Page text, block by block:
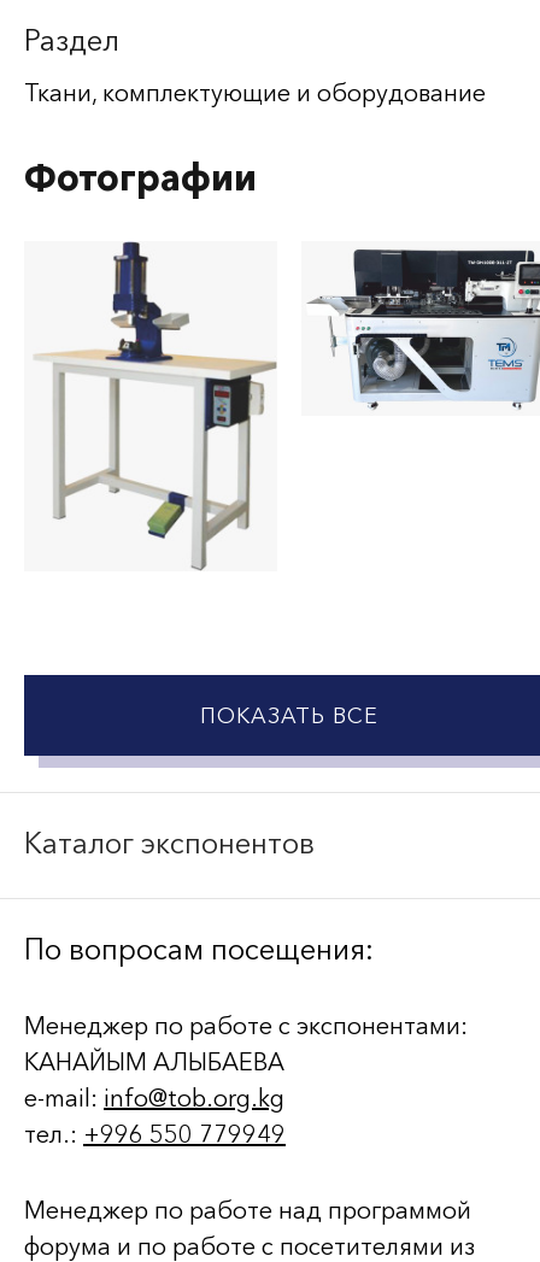
Раздел
Ткани, комплектующие и оборудование
Фотографии
ПОКАЗАТЬ ВСЕ
Каталог экспонентов
По вопросам посещения:
Менеджер по работе с экспонентами:
КАНАЙЫМ АЛЫБАЕВА
e-mail: info@tob.org.kg
тел.: +996 550 779949
Менеджер по работе над программой
форума и по работе с посетителями из